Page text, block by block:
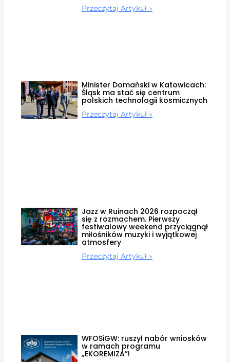
Przeczytaj Artykuł »
Minister Domański w Katowicach:
Śląsk ma stać się centrum
polskich technologii kosmicznych
Przeczytaj Artykuł »
Jazz w Ruinach 2026 rozpoczął
się z rozmachem. Pierwszy
festiwalowy weekend przyciągnął
miłośników muzyki i wyjątkowej
atmosfery
Przeczytaj Artykuł »
WFOŚiGW: ruszył nabór wniosków
w ramach programu
„EKOREMIZA”!